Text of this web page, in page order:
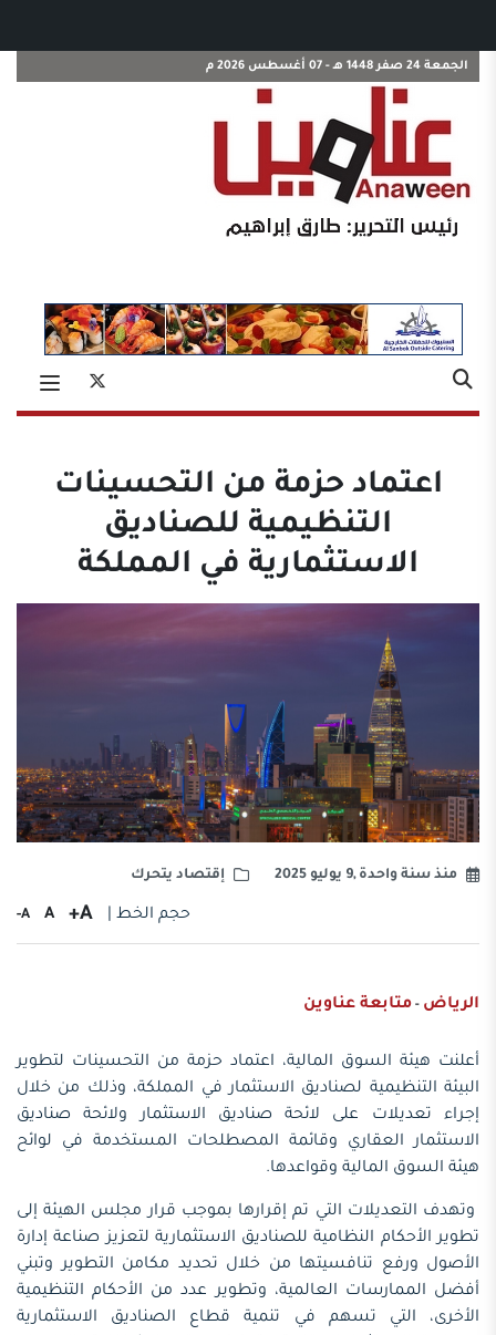
الجمعة 24 صفر 1448 هـ - 07 أغسطس 2026 م
اعتماد حزمة من التحسينات
التنظيمية للصناديق
الاستثمارية في المملكة
منذ سنة واحدة ,9 يوليو 2025 إقتصاد يتحرك
حجم الخط | A+
A
A-
الرياض - متابعة عناوين
​​أعلنت هيئة السوق المالية، اعتماد حزمة من التحسينات لتطوير
البيئة التنظيمية لصناديق الاستثمار في المملكة، وذلك من خلال
إجراء تعديلات على لائحة صناديق الاستثمار ولائحة صناديق
الاستثمار العقاري وقائمة المصطلحات المستخدمة في لوائح
هيئة السوق المالية وقواعدها.
وتهدف التعديلات التي تم إقرارها بموجب قرار مجلس الهيئة إلى
تطوير الأحكام النظامية للصناديق الاستثمارية لتعزيز صناعة إدارة
الأصول ورفع تنافسيتها من خلال تحديد مكامن التطوير وتبني
أفضل الممارسات العالمية، وتطوير عدد من الأحكام التنظيمية
الأخرى، التي تسهم في تنمية قطاع الصناديق الاستثمارية